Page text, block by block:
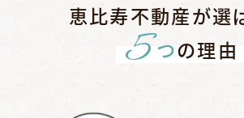
恵比寿不動産が選
5つの理由